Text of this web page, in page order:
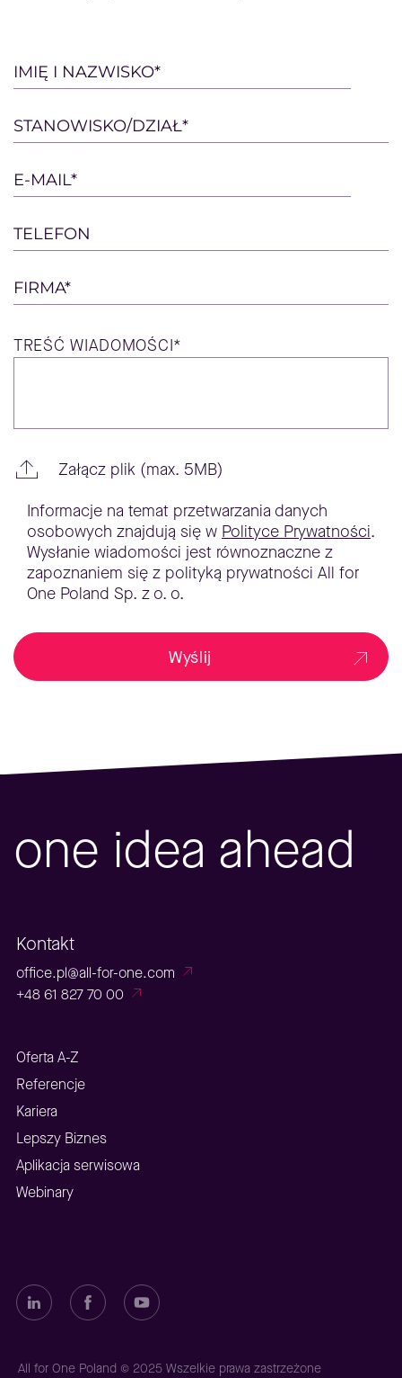
Please
this
field
empty.
IMIĘ I NAZWISKO*
STANOWISKO/DZIAŁ*
E-MAIL*
TELEFON
FIRMA*
TREŚĆ WIADOMOŚCI*
Załącz plik (max. 5MB)
Informacje na temat przetwarzania danych
osobowych znajdują się w Polityce Prywatności.
Wysłanie wiadomości jest równoznaczne z
zapoznaniem się z polityką prywatności All for
One Poland Sp. z o. o.
Wyślij
one idea ahead
Kontakt
office.pl@all-for-one.com
+48 61 827 70 00
Oferta A-Z
Referencje
Kariera
Lepszy Biznes
Aplikacja serwisowa
Webinary
All for One Poland © 2025 Wszelkie prawa zastrzeżone